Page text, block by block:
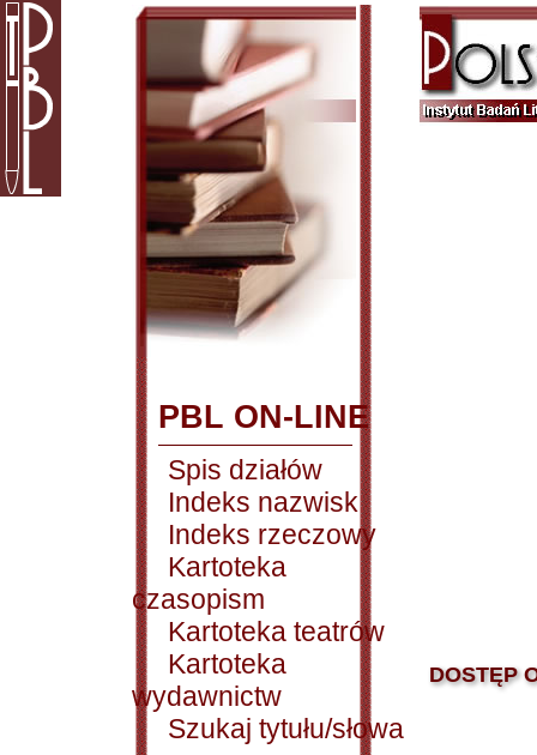
PBL ON-LINE
Spis działów
Indeks nazwisk
Indeks rzeczowy
Kartoteka
czasopism
Kartoteka teatrów
Kartoteka
wydawnictw
Szukaj tytułu/słowa
DOSTĘP